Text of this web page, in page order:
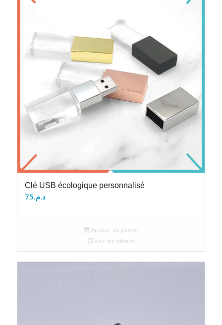
Clé USB écologique personnalisé
د.م.75
Ajouter au panier
Voir les détails